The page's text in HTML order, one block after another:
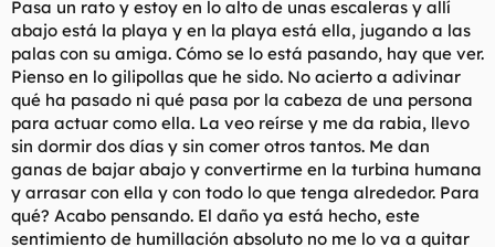
Pasa un rato y estoy en lo alto de unas escaleras y allí
abajo está la playa y en la playa está ella, jugando a las
palas con su amiga. Cómo se lo está pasando, hay que ver.
Pienso en lo gilipollas que he sido. No acierto a adivinar
qué ha pasado ni qué pasa por la cabeza de una persona
para actuar como ella. La veo reírse y me da rabia, llevo
sin dormir dos días y sin comer otros tantos. Me dan
ganas de bajar abajo y convertirme en la turbina humana
y arrasar con ella y con todo lo que tenga alrededor. Para
qué? Acabo pensando. El daño ya está hecho, este
sentimiento de humillación absoluto no me lo va a quitar